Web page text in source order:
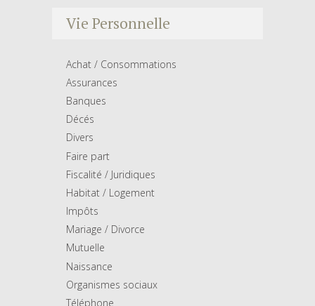
Vie Personnelle
Achat / Consommations
Assurances
Banques
Décés
Divers
Faire part
Fiscalité / Juridiques
Habitat / Logement
Impôts
Mariage / Divorce
Mutuelle
Naissance
Organismes sociaux
Téléphone